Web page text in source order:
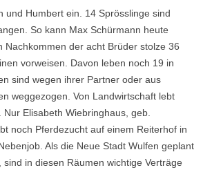
und Humbert ein. 14 Sprösslinge sind
So kann Max Schürmann heute
Nachkommen der acht Brüder stolze 36
vorweisen. Davon leben noch 19 in
sind wegen ihrer Partner oder aus
weggezogen. Von Landwirtschaft lebt
Elisabeth Wiebringhaus, geb.
noch Pferdezucht auf einem Reiterhof in
Als die Neue Stadt Wulfen geplant
sind in diesen Räumen wichtige Verträge